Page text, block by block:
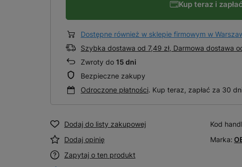
Kup teraz i zapłać
Dostępne również w sklepie firmowym w
Szybka dostawa od 7,49 zł, Darmowa dostawa
Zwroty do 15 dni
Bezpieczne zakupy
Odroczone płatności. Kup teraz, zapłać za 30
Dodaj do listy zakupowej
Dodaj opinię
Zapytaj o ten produkt
Kod
Marka: